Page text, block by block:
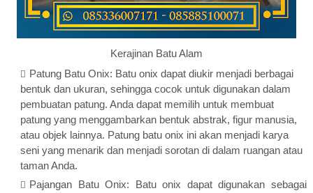
Kerajinan Batu Alam
Patung Batu Onix: Batu onix dapat diukir menjadi berbagai
bentuk dan ukuran, sehingga cocok untuk digunakan dalam
pembuatan patung. Anda dapat memilih untuk membuat
patung yang menggambarkan bentuk abstrak, figur manusia,
atau objek lainnya. Patung batu onix ini akan menjadi karya
seni yang menarik dan menjadi sorotan di dalam ruangan atau
taman Anda.
Pajangan Batu Onix: Batu onix dapat digunakan sebagai